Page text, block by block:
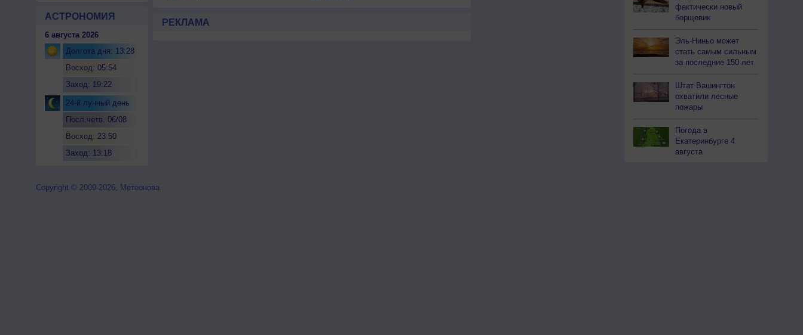
АСТРОНОМИЯ
6 августа 2026
Долгота дня: 13:28
Восход: 05:54
Заход: 19:22
24-й лунный день
Посл.четв. 06/08
Восход: 23:50
Заход: 13:18
РЕКЛАМА
фактически новый
борщевик
Эль-Ниньо может
стать самым сильным
за последние 150 лет
Штат Вашингтон
охватили лесные
пожары
Погода в
Екатеринбурге 4
августа
Copyright © 2009-2026, Метеонова